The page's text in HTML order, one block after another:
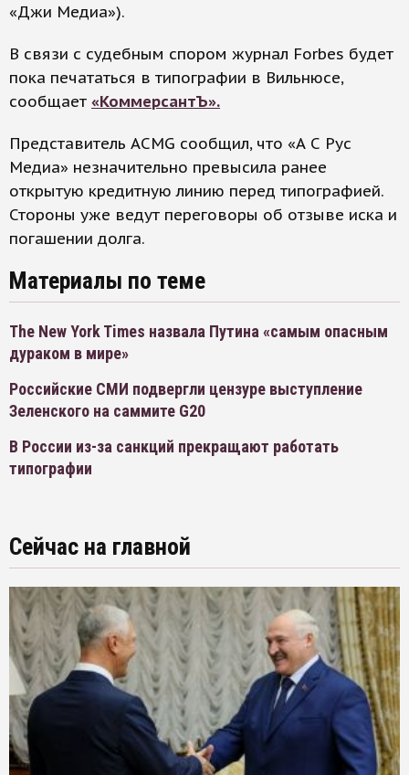
«Джи Медиа»).
В связи с судебным спором журнал Forbes будет
пока печататься в типографии в Вильнюсе,
сообщает «КоммерсантЪ».
Представитель ACMG сообщил, что «А С Рус
Медиа» незначительно превысила ранее
открытую кредитную линию перед типографией.
Стороны уже ведут переговоры об отзыве иска и
погашении долга.
Материалы по теме
The New York Times назвала Путина «самым опасным
дураком в мире»
Российские СМИ подвергли цензуре выступление
Зеленского на саммите G20
В России из-за санкций прекращают работать
типографии
Сейчас на главной